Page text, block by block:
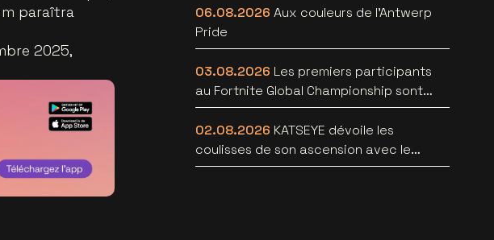
paraîtra
2025,
06.08.2026 Aux couleurs de l'Antwerp
Pride
03.08.2026 Les premiers participants
au Fortnite Global Championship sont
connus au Lotto Arena
02.08.2026 KATSEYE dévoile les
coulisses de son ascension avec le
documentaire WILD HEARTS [trailer]